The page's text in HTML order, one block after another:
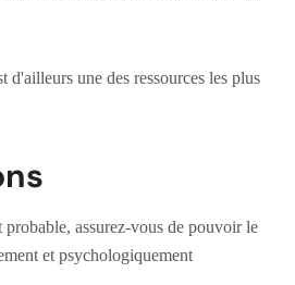
une des ressources les plus
probable, assurez-vous de pouvoir le
et psychologiquement